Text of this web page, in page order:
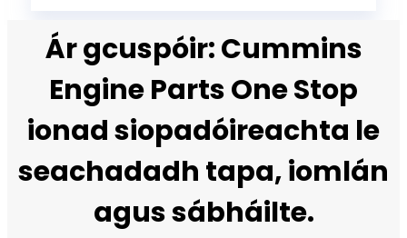
Ár gcuspóir: Cummins
Engine Parts One Stop
ionad siopadóireachta le
seachadadh tapa, iomlán
agus sábháilte.